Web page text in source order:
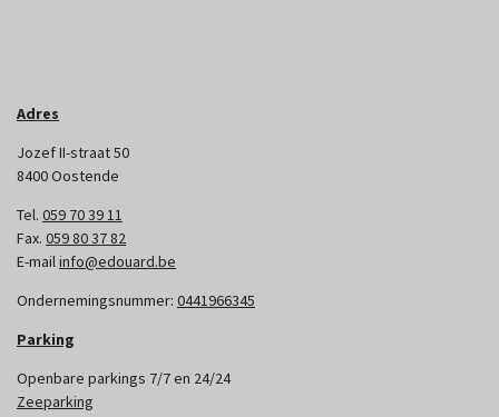
Adres
Jozef II-straat 50
8400 Oostende
Tel. 059 70 39 11
Fax. 059 80 37 82
E-mailinfo@edouard.be
Ondernemingsnummer: 0441966345
Parking
Openbare parkings 7/7 en 24/24
Zeeparking